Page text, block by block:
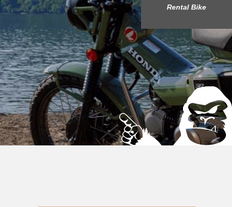
Rental Bike